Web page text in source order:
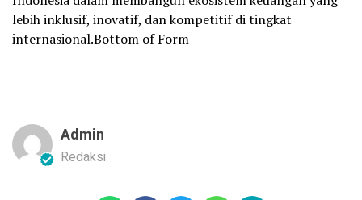
lebih inklusif, inovatif, dan kompetitif di tingkat
internasional.Bottom of Form
Admin
Redaksi